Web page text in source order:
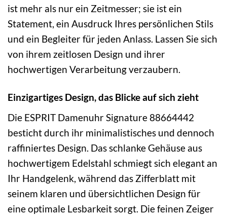
ist mehr als nur ein Zeitmesser; sie ist ein
Statement, ein Ausdruck Ihres persönlichen Stils
und ein Begleiter für jeden Anlass. Lassen Sie sich
von ihrem zeitlosen Design und ihrer
hochwertigen Verarbeitung verzaubern.
Einzigartiges Design, das Blicke auf sich zieht
Die ESPRIT Damenuhr Signature 88664442
besticht durch ihr minimalistisches und dennoch
raffiniertes Design. Das schlanke Gehäuse aus
hochwertigem Edelstahl schmiegt sich elegant an
Ihr Handgelenk, während das Zifferblatt mit
seinem klaren und übersichtlichen Design für
eine optimale Lesbarkeit sorgt. Die feinen Zeiger